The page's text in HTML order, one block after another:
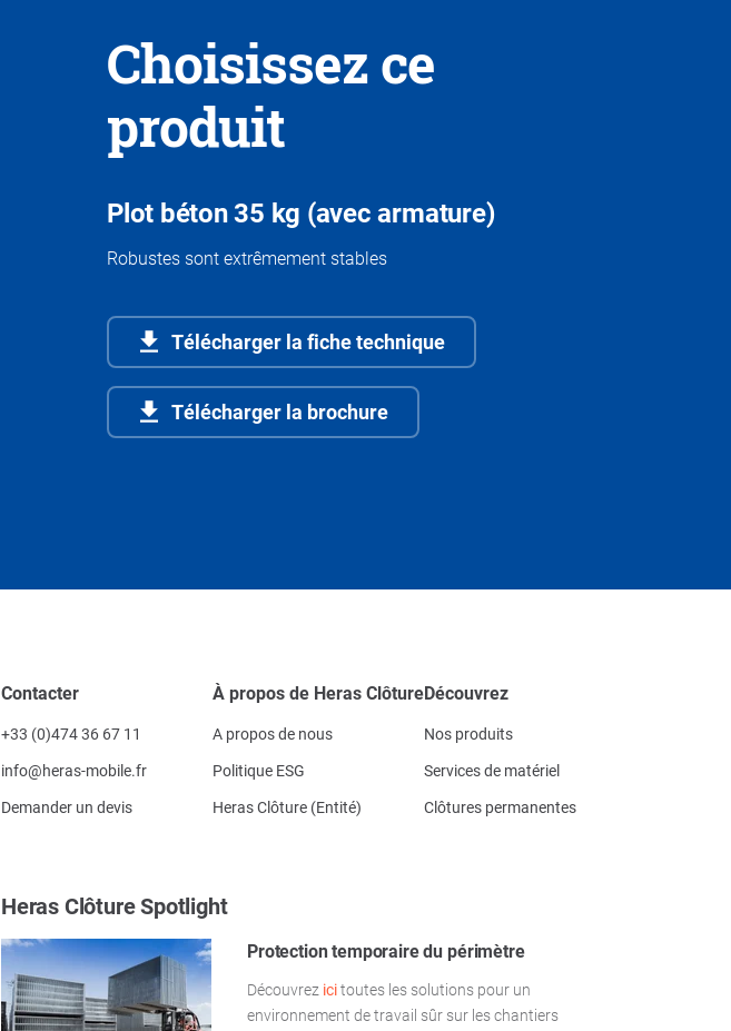
Choisissez ce
produit
Plot béton 35 kg (avec armature)
Robustes sont extrêmement stables
Télécharger la fiche technique
Télécharger la brochure
Contacter
+33 (0)474 36 67 11
info@heras-mobile.fr
Demander un devis
À propos de Heras Clôture
A propos de nous
Politique ESG
Heras Clôture (Entité)
Découvrez
Nos produits
Services de matériel
Clôtures permanentes
Heras Clôture Spotlight
Protection temporaire du périmètre
Découvrez icitoutes les solutions pour un
environnement de travail sûr sur les chantiers